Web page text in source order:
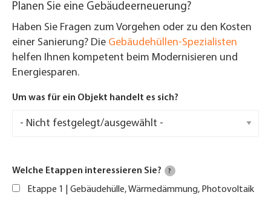
Planen Sie eine Gebäudeerneuerung?
Haben Sie Fragen zum Vorgehen oder zu den Kosten
einer Sanierung? Die Gebäudehüllen-Spezialisten
helfen Ihnen kompetent beim Modernisieren und
Energiesparen.
Um was für ein Objekt handelt es sich?
Welche Etappen interessieren Sie? ?
Etappe 1 | Gebäudehülle, Wärmedämmung, Photovoltaik